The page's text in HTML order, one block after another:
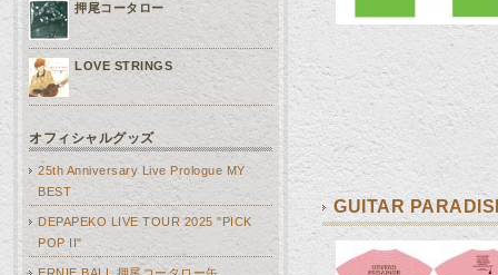
押尾コータロー
LOVE STRINGS
オフィシャルグッズ
25th Anniversary Live Prologue MY
BEST
DEPAPEKO LIVE TOUR 2025 "PICK
POP II"
GUITAR